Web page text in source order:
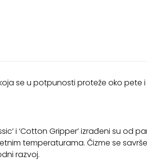
se u potpunosti proteže oko pete
i ‘Cotton Gripper’ izrađeni su od
temperaturama. Čizme se
razvoj.